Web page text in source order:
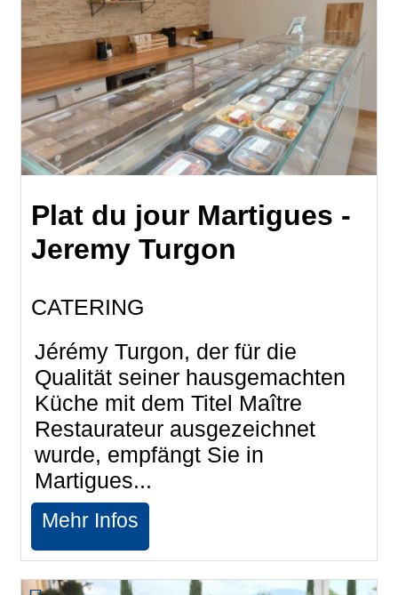
Plat du jour Martigues -
Jeremy Turgon
CATERING
Jérémy Turgon, der für die
Qualität seiner hausgemachten
Küche mit dem Titel Maître
Restaurateur ausgezeichnet
wurde, empfängt Sie in
Martigues...
Mehr Infos